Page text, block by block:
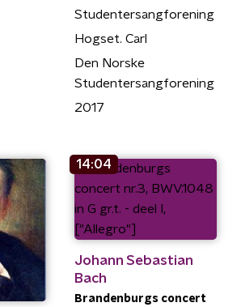
Studentersangforening
Hogset. Carl
Den Norske
Studentersangforening
2017
14:04
Johann Sebastian
Bach
Brandenburgs concert